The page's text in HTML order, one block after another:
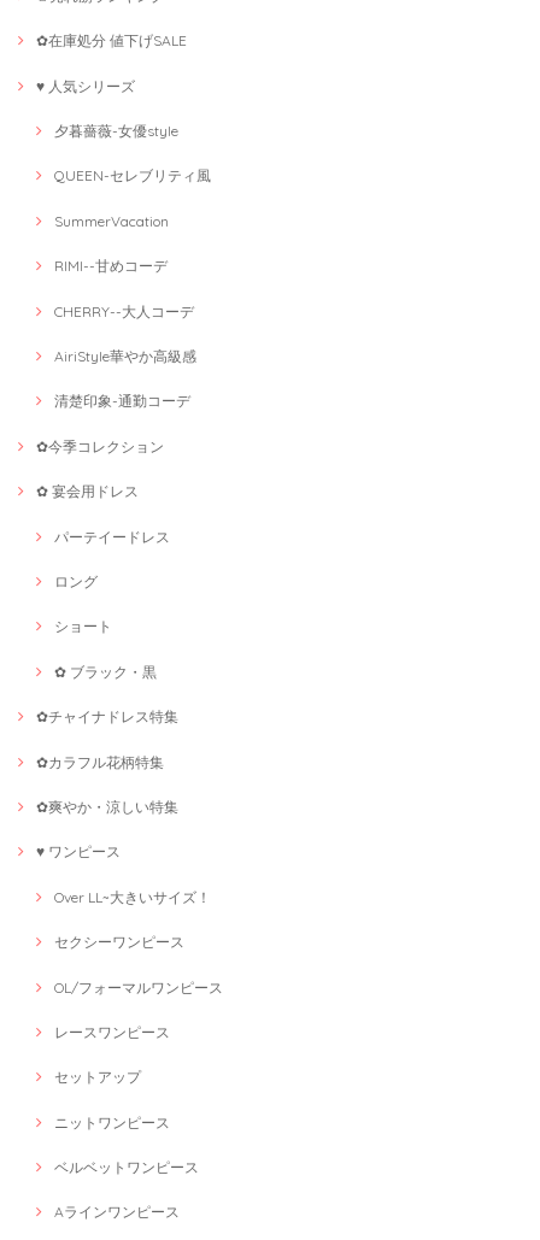
✿在庫処分 値下げSALE
♥ 人気シリーズ
夕暮薔薇-女優style
QUEEN-セレブリティ風
SummerVacation
RIMI--甘めコーデ
CHERRY--大人コーデ
AiriStyle華やか高級感
清楚印象-通勤コーデ
✿今季コレクション
✿ 宴会用ドレス
パーテイードレス
ロング
ショート
✿ ブラック・黒
✿チャイナドレス特集
✿カラフル花柄特集
✿爽やか・涼しい特集
♥ ワンピース
Over LL~大きいサイズ！
セクシーワンピース
OL/フォーマルワンピース
レースワンピース
セットアップ
ニットワンピース
ベルベットワンピース
Aラインワンピース